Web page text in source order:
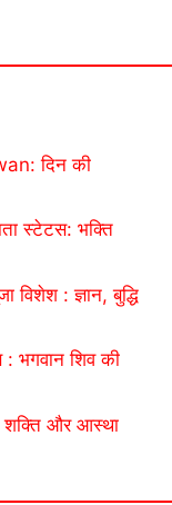
दिन की
स्टेटस: भक्ति
: ज्ञान, बुद्धि
भगवान शिव की
शक्ति और आस्था